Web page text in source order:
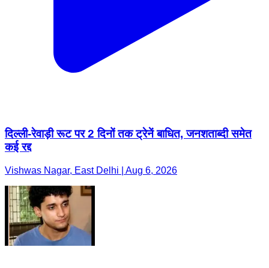
दिल्ली-रेवाड़ी रूट पर 2 दिनों तक ट्रेनें बाधित, जनशताब्दी समेत
कई रद्द
Vishwas Nagar, East Delhi | Aug 6, 2026